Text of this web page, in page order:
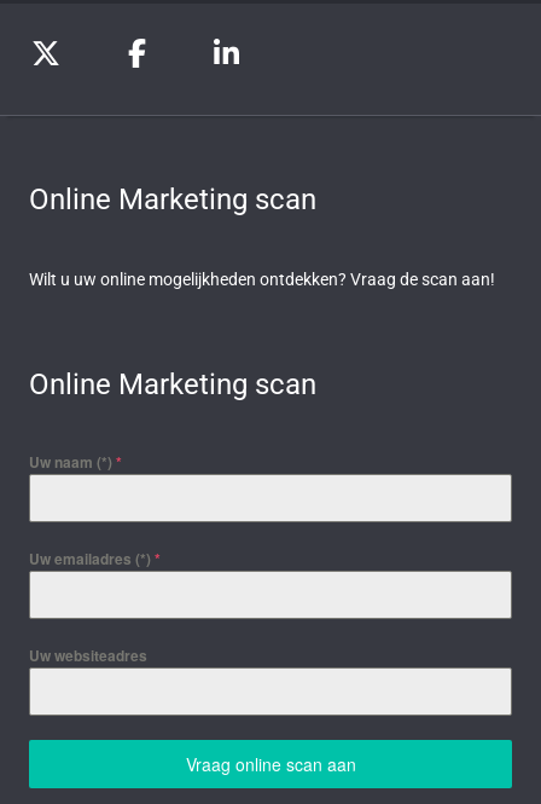
Online Marketing scan
Wilt u uw online mogelijkheden ontdekken? Vraag de scan aan!
Online Marketing scan
Uw naam (*) *
Uw emailadres (*) *
Uw websiteadres
Vraag online scan aan